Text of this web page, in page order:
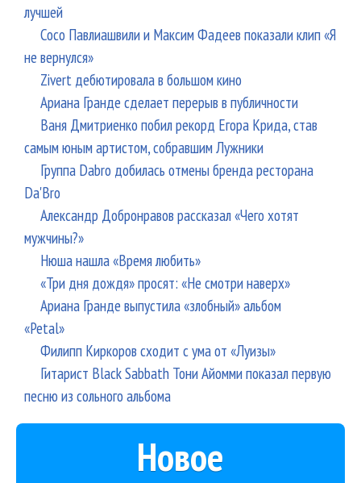
лучшей
Сосо Павлиашвили и Максим Фадеев показали клип «Я
не вернулся»
Zivert дебютировала в большом кино
Ариана Гранде сделает перерыв в публичности
Ваня Дмитриенко побил рекорд Егора Крида, став
самым юным артистом, собравшим Лужники
Группа Dabro добилась отмены бренда ресторана
Da'Bro
Александр Добронравов рассказал «Чего хотят
мужчины?»
Нюша нашла «Время любить»
«Три дня дождя» просят: «Не смотри наверх»
Ариана Гранде выпустила «злобный» альбом
«Petal»
Филипп Киркоров сходит с ума от «Луизы»
Гитарист Black Sabbath Тони Айомми показал первую
песню из сольного альбома
Новое